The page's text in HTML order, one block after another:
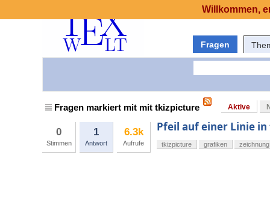
Fragen
Fragen markiert mit mit tkizpicture Aktive
0
Stimmen
1
Antwort
6.3k
Aufrufe
Pfeil auf einer Linie
tkizpicture grafiken zeichnung
Willkommen,